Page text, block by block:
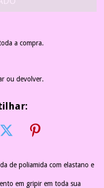
a compra.
ou devolver.
de poliamida com elastano e
em gripir em toda sua